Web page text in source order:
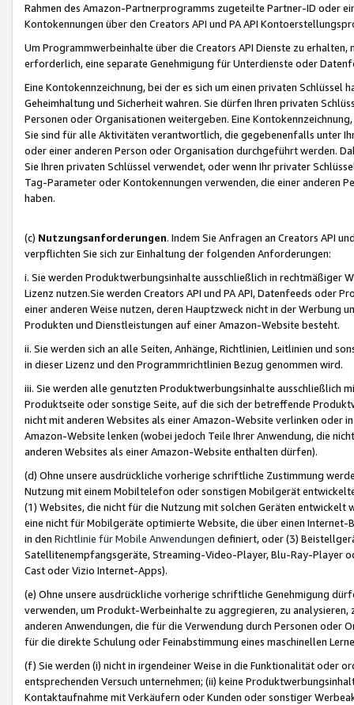
Rahmen des Amazon-Partnerprogramms zugeteilte Partner-ID oder
Kontokennungen über den Creators API und PA API
Um Programmwerbeinhalte über die Creators API Dienste zu
erforderlich, eine separate Genehmigung für Unterdienste oder
Eine Kontokennzeichnung, bei der es sich um einen privaten
Geheimhaltung und Sicherheit wahren. Sie dürfen Ihren privaten
Personen oder Organisationen weitergeben. Eine
Sie sind für alle Aktivitäten verantwortlich, die gegebenenfalls unter
oder einer anderen Person oder Organisation durchgeführt werden.
Sie Ihren privaten Schlüssel verwendet, oder wenn Ihr privater
Tag-Parameter oder Kontokennungen verwenden, die einer anderen
haben.
(c) Nutzungsanforderungen. Indem Sie Anfragen an Creators API
verpflichten Sie sich zur Einhaltung der folgenden Anforderungen:
i. Sie werden Produktwerbungsinhalte ausschließlich in rechtmäßiger
Lizenz nutzen.Sie werden Creators API und PA API, Datenfeeds oder
einer anderen Weise nutzen, deren Hauptzweck nicht in der Werbung
Produkten und Dienstleistungen auf einer Amazon-Website besteht.
ii. Sie werden sich an alle Seiten, Anhänge, Richtlinien, Leitlinien und
in dieser Lizenz und den Programmrichtlinien Bezug genommen wird.
iii. Sie werden alle genutzten Produktwerbungsinhalte ausschließlich
Produktseite oder sonstige Seite, auf die sich der betreffende
nicht mit anderen Websites als einer Amazon-Website verlinken oder
Amazon-Website lenken (wobei jedoch Teile Ihrer Anwendung, die
anderen Websites als einer Amazon-Website enthalten dürfen).
(d) Ohne unsere ausdrückliche vorherige schriftliche Zustimmung
Nutzung mit einem Mobiltelefon oder sonstigen Mobilgerät
(1) Websites, die nicht für die Nutzung mit solchen Geräten
eine nicht für Mobilgeräte optimierte Website, die über einen
in den Richtlinie für Mobile Anwendungen definiert, oder (3)
Satellitenempfangsgeräte, Streaming-Video-Player, Blu-Ray-Player
Cast oder Vizio Internet-Apps).
(e) Ohne unsere ausdrückliche vorherige schriftliche Genehmigung
verwenden, um Produkt-Werbeinhalte zu aggregieren, zu
anderen Anwendungen, die für die Verwendung durch Personen
für die direkte Schulung oder Feinabstimmung eines maschinellen
(f) Sie werden (i) nicht in irgendeiner Weise in die Funktionalität oder
entsprechenden Versuch unternehmen; (ii) keine
Kontaktaufnahme mit Verkäufern oder Kunden oder sonstiger